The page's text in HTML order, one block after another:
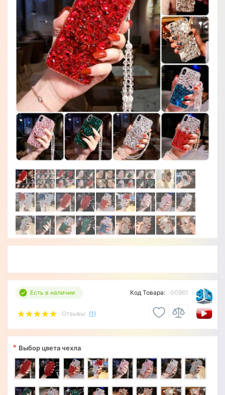
Есть в наличии
Отзывы: (1)
Код Товара: 00961
* Выбор цвета чехла